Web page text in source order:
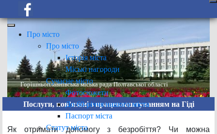
Про місто
Про місто
Історія міста
Міські нагороди
Сучасне місто
Фотосюжети
До 60-річчя нашого міста
Паспорт міста
Статут міста
Горішньоплавнівська міська рада Полтавської області
Послуги, пов’язані з працевлаштуванням на Гіді
Як отримати допомогу з безробіття? Чи можна